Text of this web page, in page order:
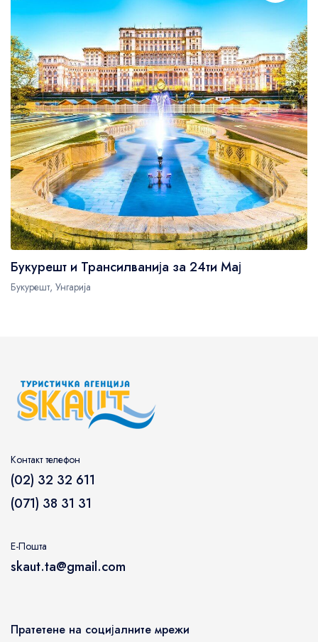
Букурешт и Трансилванија за 24ти Мај
Букурешт, Унгарија
Контакт телефон
(02) 32 32 611
(071) 38 31 31
Е-Пошта
skaut.ta@gmail.com
Пратетене на социјалните мрежи